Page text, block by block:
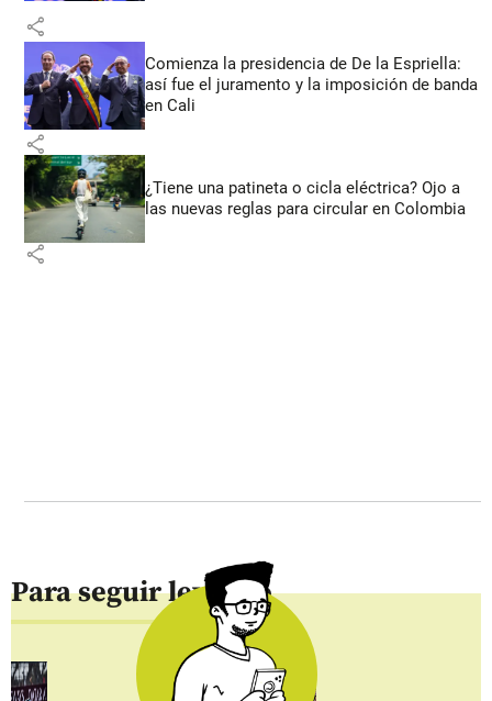
share
Comienza la presidencia de De la Espriella:
así fue el juramento y la imposición de banda
en Cali
share
¿Tiene una patineta o cicla eléctrica? Ojo a
las nuevas reglas para circular en Colombia
share
Para seguir leyendo